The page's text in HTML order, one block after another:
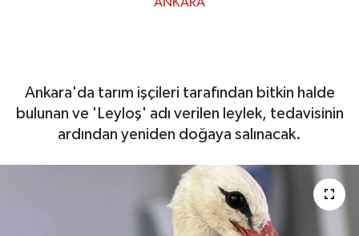
ANKARA
Ankara'da tarım işçileri tarafından bitkin halde
bulunan ve 'Leyloş' adı verilen leylek, tedavisinin
ardından yeniden doğaya salınacak.